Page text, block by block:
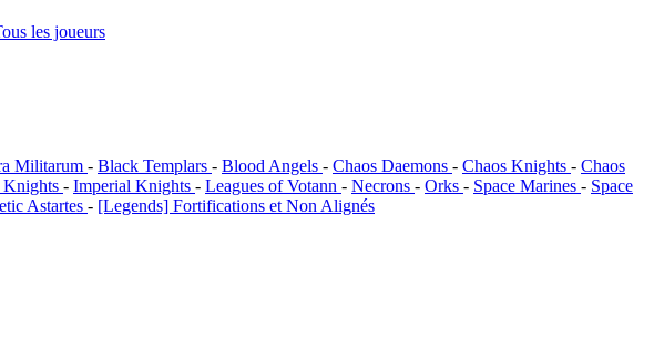
les joueurs
Militarum - Black Templars - Blood Angels - Chaos Daemons - Chaos Knights - Chaos
Knights - Imperial Knights - Leagues of Votann - Necrons - Orks - Space Marines - Space
Astartes - [Legends] Fortifications et Non Alignés